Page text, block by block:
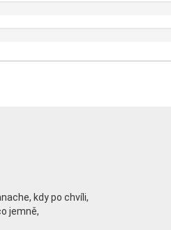
kdy po chvíli,
jemně,